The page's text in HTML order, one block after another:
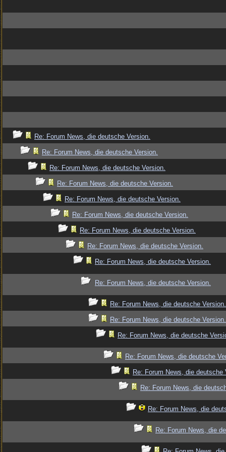
Re: Forum News, die deutsche Version.
Re: Forum News, die deutsche Version.
Re: Forum News, die deutsche Version.
Re: Forum News, die deutsche Version.
Re: Forum News, die deutsche Version.
Re: Forum News, die deutsche Version.
Re: Forum News, die deutsche Version.
Re: Forum News, die deutsche Version.
Re: Forum News, die deutsche Version.
Re: Forum News, die deutsche Version.
Re: Forum News, die deutsche Version.
Re: Forum News, die deutsche Version.
Re: Forum News, die deutsche
Re: Forum News, die deutsche
Re: Forum News, die deutsche
Re: Forum News, die
Re: Forum News, die
Re: Forum News, die